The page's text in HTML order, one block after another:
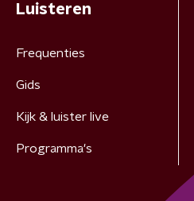
Luisteren
Frequenties
Gids
Kijk & luister live
Programma's